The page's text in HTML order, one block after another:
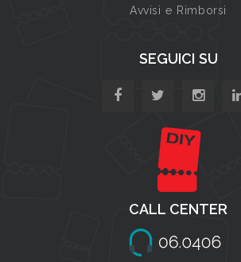
Avvisi e Rimborsi
SEGUICI SU
CALL CENTER